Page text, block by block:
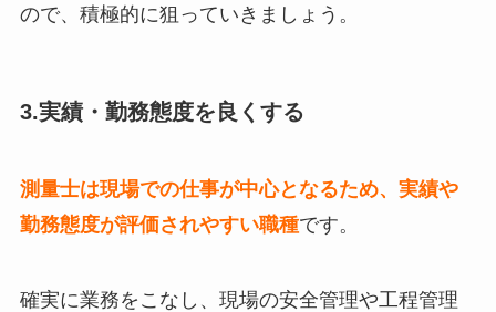
ので、積極的に狙っていきましょう。
3.実績・勤務態度を良くする
測量士は現場での仕事が中心となるため、実績や
勤務態度が評価されやすい職種です。
確実に業務をこなし、現場の安全管理や工程管理